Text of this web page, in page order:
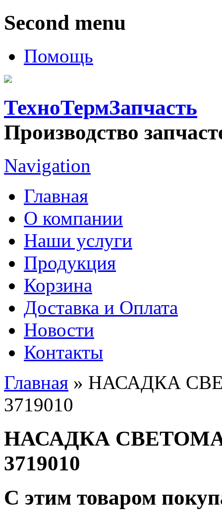
Second menu
Помощь
ТехноТермЗапчасть
Производство
Navigation
Главная
О компании
Наши услуги
Продукция
Корзина
Доставка и Оплата
Новости
Контакты
Вы здесь
Главная » НАСАДКА
3719010
НАСАДКА
3719010
С этим товаром